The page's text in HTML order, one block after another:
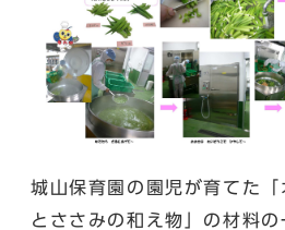
城山保育園の園児が育てた
とささみの和え物」の材料